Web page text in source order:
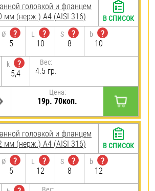
головкой и фланцем
мм (нерж.) A4 (AISI 316)
Ø
?
5
L
?
10
S
?
8
b
?
10
k
?
5,4
Вес:
4.5 гр.
Цена:
19р. 70коп.
В СПИСОК
головкой и фланцем
мм (нерж.) A4 (AISI 316)
Ø
?
5
L
?
12
S
?
8
b
?
12
В СПИСОК